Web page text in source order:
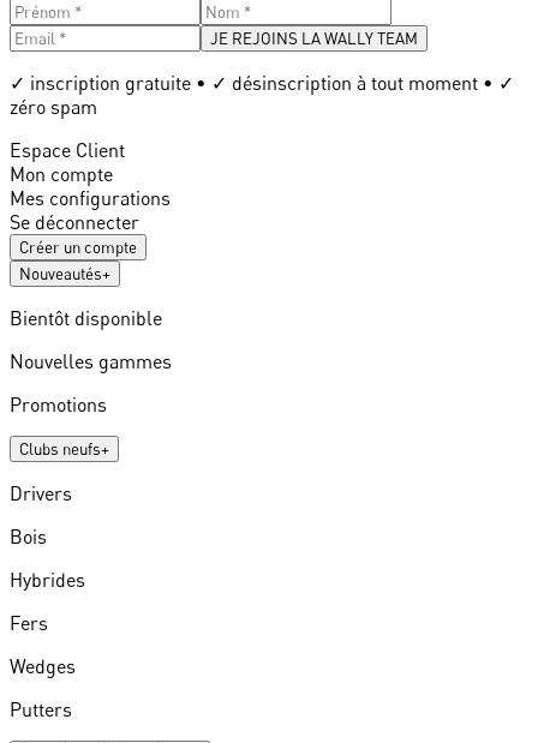
JE REJOINS LA WALLY TEAM
✓ inscription gratuite • ✓ désinscription à tout moment • ✓
zéro spam
Espace Client
Mon compte
Mes configurations
Se déconnecter
Créer un compte
Nouveautés+
Bientôt disponible
Nouvelles gammes
Promotions
Clubs neufs+
Drivers
Bois
Hybrides
Fers
Wedges
Putters